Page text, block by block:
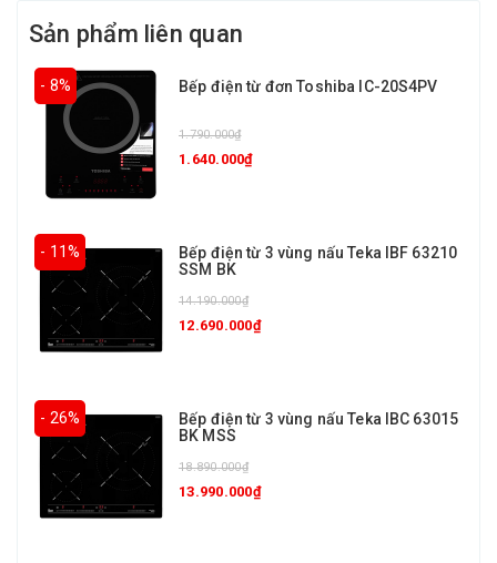
Sản phẩm liên quan
- 8% Bếp điện từ đơn Toshiba IC-20S4PV
1.790.000₫
1.640.000₫
- 11%
Bếp điện từ 3 vùng nấu Teka IBF 63210
SSM BK
14.190.000₫
12.690.000₫
- 26%
Bếp điện từ 3 vùng nấu Teka IBC 63015
BK MSS
18.890.000₫
13.990.000₫